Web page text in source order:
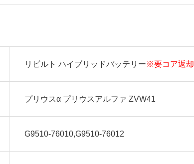
リビルト ハイブリッドバッテリー※要コア返却
プリウスα プリウスアルファ ZVW41
G9510-76010,G9510-76012